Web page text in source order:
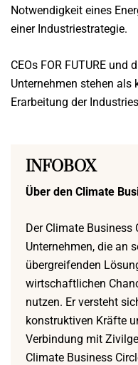
Notwendigkeit eines
einer Industriestrategie.
CEOs FOR FUTURE und
Unternehmen stehen
Erarbeitung der
INFOBOX
Über den Climate
Der Climate Business
Unternehmen, die an
übergreifenden
wirtschaftlichen
nutzen. Er versteht
konstruktiven Kräfte
Verbindung mit
Climate Business